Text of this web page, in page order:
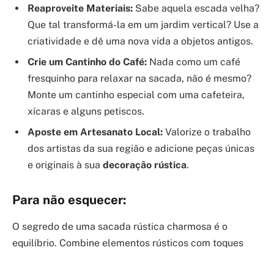
Reaproveite Materiais: Sabe aquela escada velha?
Que tal transformá-la em um jardim vertical? Use a
criatividade e dê uma nova vida a objetos antigos.
Crie um Cantinho do Café: Nada como um café
fresquinho para relaxar na sacada, não é mesmo?
Monte um cantinho especial com uma cafeteira,
xícaras e alguns petiscos.
Aposte em Artesanato Local: Valorize o trabalho
dos artistas da sua região e adicione peças únicas
e originais à sua decoração rústica.
Para não esquecer:
O segredo de uma sacada rústica charmosa é o
equilíbrio. Combine elementos rústicos com toques